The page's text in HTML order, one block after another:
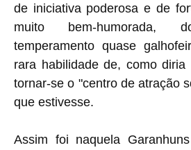
de iniciativa poderosa e de
muito bem-humorada,
temperamento quase
rara habilidade de, como diria
tornar-se o "centro de atração
que estivesse.
Assim foi naquela